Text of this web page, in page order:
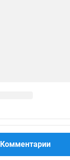
Комментарии